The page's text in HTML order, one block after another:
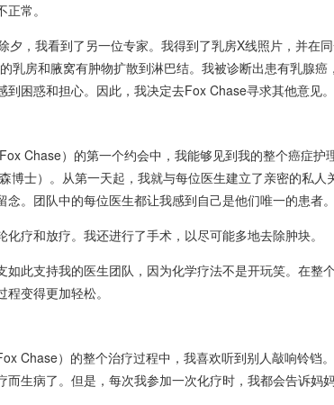
常。
夕，我看到了另一位专家。我得到了乳房X线照片，并在
乳房和腋窝有肿物扩散到淋巴结。我被诊断出患有乳腺
到困惑和担心。因此，我决定去Fox Chase寻求其他意见。
Chase）的第一个约会中，我能够见到我的整个癌症护
博士）。从第一天起，我就与每位医生建立了亲密的私
念。团队中的每位医生都让我感到自己是他们唯一的患者。
化疗和放疗。我还进行了手术，以尽可能多地去除肿块。
如此支持我的医生团队，因为化学疗法不是开玩笑。在整
变得更加轻松。
Chase）的整个治疗过程中，我喜欢听到别人敲响铃铛
而生病了。但是，每次我参加一次化疗时，我都会告诉妈